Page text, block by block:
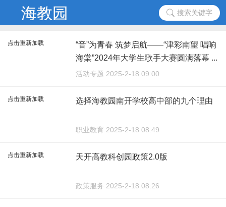
搜索关键字
点击重新加载
“音”为青春 筑梦启航——“津彩南望 唱响
海棠”2024年大学生歌手大赛圆满落幕 ...
...
活动专题 2025-2-18 09:00
点击重新加载 选择海教园南开学校高中部的九个理由
职业教育 2025-2-18 08:49
点击重新加载 天开高教科创园政策2.0版
政策服务 2025-2-18 08:26